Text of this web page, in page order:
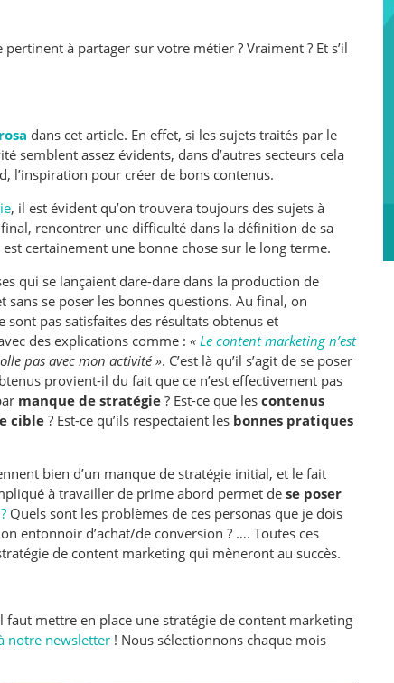
à partager sur votre métier ? Vraiment ? Et s’il
dans cet article. En effet, si les sujets traités par le
semblent assez évidents, dans d’autres secteurs cela
l’inspiration pour créer de bons contenus.
, il est évident qu’on trouvera toujours des sujets à
rencontrer une difficulté dans la définition de sa
certainement une bonne chose sur le long terme.
qui se lançaient dare-dare dans la production de
se poser les bonnes questions. Au final, on
sont pas satisfaites des résultats obtenus et
des explications comme : « Le content marketing n’est
pas avec mon activité ». C’est là qu’il s’agit de se poser
provient-il du fait que ce n’est effectivement pas
manque de stratégie ? Est-ce que les contenus
cible ? Est-ce qu’ils respectaient les bonnes pratiques
bien d’un manque de stratégie initial, et le fait
à travailler de prime abord permet de se poser
Quels sont les problèmes de ces personas que je dois
entonnoir d’achat/de conversion ? …. Toutes ces
de content marketing qui mèneront au succès.
mettre en place une stratégie de content marketing
notre newsletter ! Nous sélectionnons chaque mois